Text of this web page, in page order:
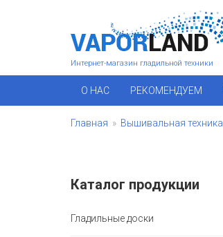
Интернет-магазин гладильной техники
О НАС РЕКОМЕНДУЕМ
Главная » Вышивальная техника
Каталог продукции
Гладильные доски